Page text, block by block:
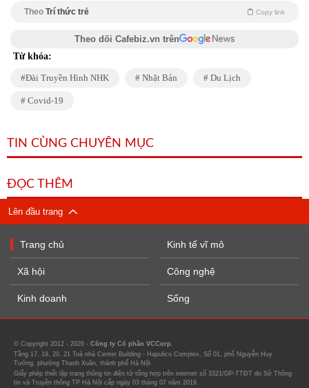
Theo Trí thức trẻ Copy link
Theo dõi Cafebiz.vn trên
Từ khóa:
Đài Truyền Hình NHK Nhật Bản Du Lịch
Covid-19
TIN CÙNG CHUYÊN MỤC
ĐỌC THÊM
Lên đầu trang
Trang chủ
Xã hội
Kinh doanh
Kinh tế vĩ mô
Công nghệ
Sống
© Copyright 2012 - 2026 - Công ty Cổ phần VCCorp.
Tầng 17, 19, 20, 21 Toà nhà Center Building - Hapulico Complex, Số 01, phố Nguyễn Huy
Tưởng, phường Thanh Xuân, thành phố Hà Nội
Giấy phép thiết lập trang thông tin điện tử tổng hợp trên internet số 3321/GP-TTĐT do Sở Thông
tin và Truyền thông TP Hà Nội cấp ngày 03 tháng 07 năm 2019.